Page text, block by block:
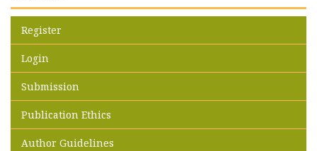
Register
Login
Submission
Publication Ethics
Author Guidelines